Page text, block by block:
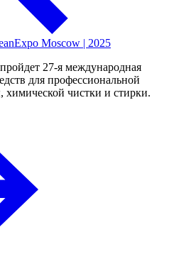
Moscow | 2025
27-я международная
для профессиональной
химической чистки и стирки.